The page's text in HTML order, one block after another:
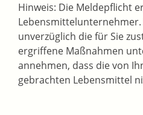
Hinweis: Die Meldepflicht
Lebensmittelunternehmer.
unverzüglich die für Sie
ergriffene Maßnahmen
annehmen, dass die von
gebrachten Lebensmittel